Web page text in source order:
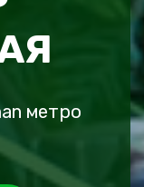
метро